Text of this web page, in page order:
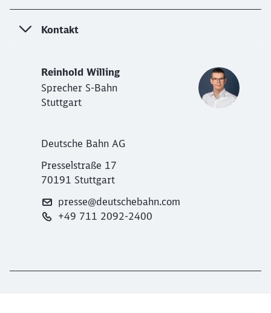
Kontakt
Reinhold Willing
Sprecher S-Bahn
Stuttgart
Deutsche Bahn AG
Presselstraße 17
70191 Stuttgart
presse@deutschebahn.com
+49 711 2092-2400